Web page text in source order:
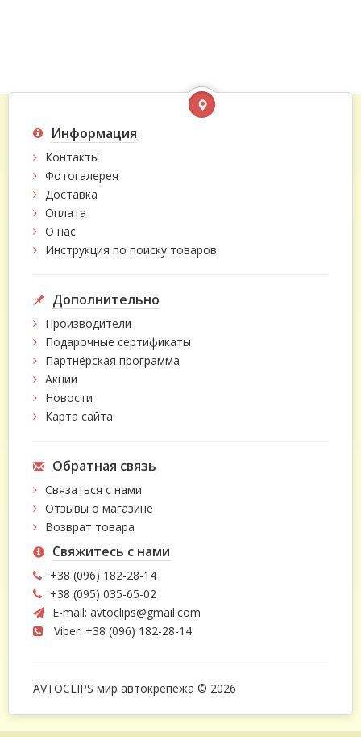
Информация
Контакты
Фотогалерея
Доставка
Оплата
О нас
Инструкция по поиску товаров
Дополнительно
Производители
Подарочные сертификаты
Партнёрская программа
Акции
Новости
Карта сайта
Обратная связь
Связаться с нами
Отзывы о магазине
Возврат товара
Свяжитесь с нами
+38 (096) 182-28-14
+38 (095) 035-65-02
E-mail: avtoclips@gmail.com
Viber: +38 (096) 182-28-14
AVTOCLIPS мир автокрепежа © 2026